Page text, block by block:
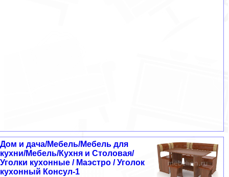
Дом и дача/Мебель/Мебель для
кухни/Мебель/Кухня и Столовая/
Уголки кухонные / Маэстро / Уголок
кухонный Консул-1